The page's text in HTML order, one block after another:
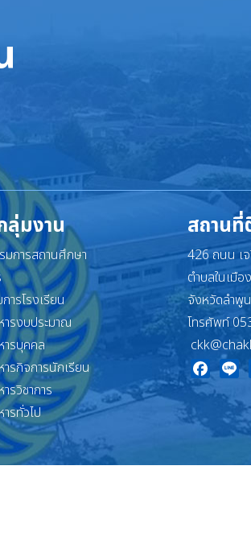
ลุ่มงาน
การสถานศึกษา
ารโรงเรียน
รงบประมาณ
รบุคคล
รกิจการนักเรียน
รวิชาการ
รทั่วไป
สถาน
426 ถนน เ
ตำบลในเมื
จังหวัดลำพู
โทรศัพท์
Facebook